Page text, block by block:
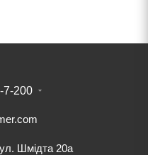
7-200
Шмідта 20а